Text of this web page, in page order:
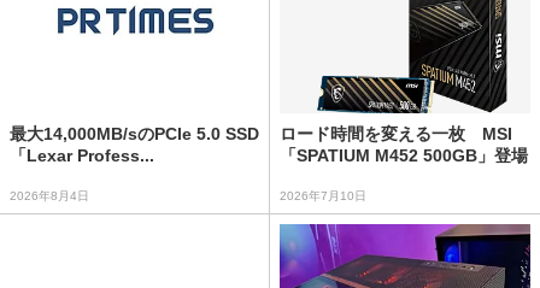
最大14,000MB/sのPCIe 5.0 SSD
「Lexar Profess...
2026年8月4日
ロード時間を変える一枚 MSI
「SPATIUM M452 500GB」登場
2026年7月10日